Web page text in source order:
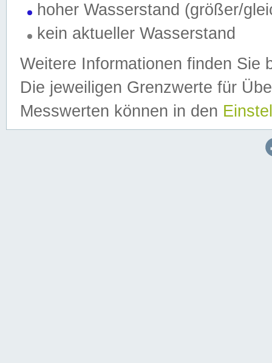
hoher Wasserstand (größer/
kein aktueller Wasserstand
Weitere Informationen finden Sie
Die jeweiligen Grenzwerte für
Messwerten können in den